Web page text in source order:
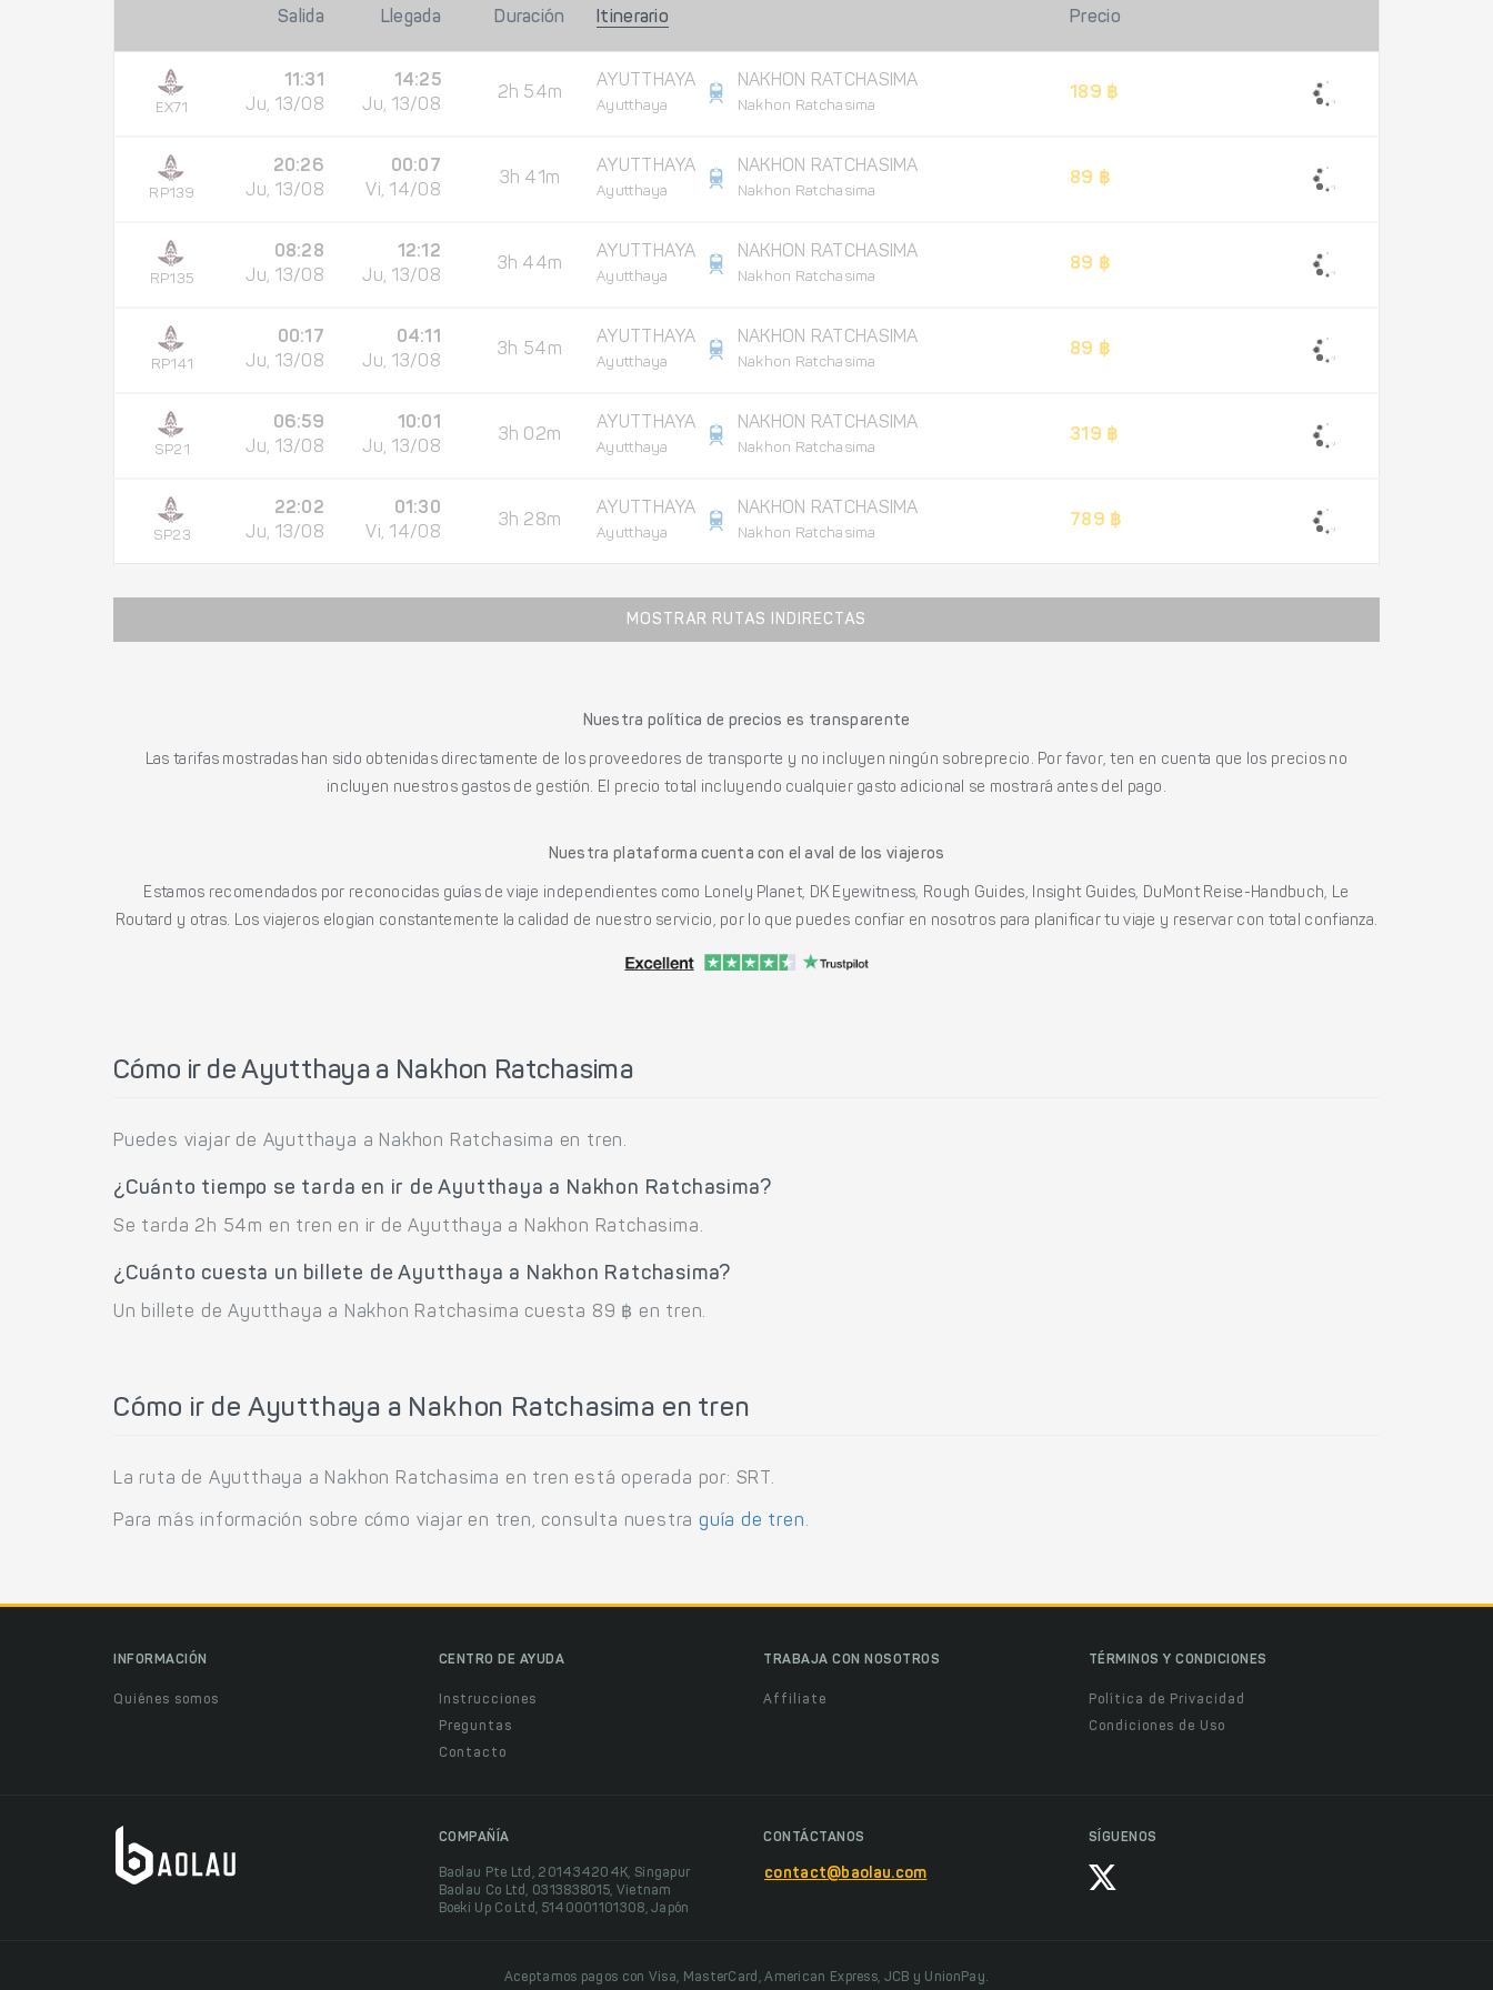
Salida Llegada Duración Itinerario Precio
EX71
11:31
Ju, 13/08
14:25
Ju, 13/08
2h 54m
AYUTTHAYA
Ayutthaya
NAKHON RATCHASIMA
Nakhon Ratchasima
189 ฿
RP139
20:26
Ju, 13/08
00:07
Vi, 14/08
3h 41m
AYUTTHAYA
Ayutthaya
NAKHON RATCHASIMA
Nakhon Ratchasima
89 ฿
RP135
08:28
Ju, 13/08
12:12
Ju, 13/08
3h 44m
AYUTTHAYA
Ayutthaya
NAKHON RATCHASIMA
Nakhon Ratchasima
89 ฿
RP141
00:17
Ju, 13/08
04:11
Ju, 13/08
3h 54m
AYUTTHAYA
Ayutthaya
NAKHON RATCHASIMA
Nakhon Ratchasima
89 ฿
SP21
06:59
Ju, 13/08
10:01
Ju, 13/08
3h 02m
AYUTTHAYA
Ayutthaya
NAKHON RATCHASIMA
Nakhon Ratchasima
319 ฿
SP23
22:02
Ju, 13/08
01:30
Vi, 14/08
3h 28m
AYUTTHAYA
Ayutthaya
NAKHON RATCHASIMA
Nakhon Ratchasima
789 ฿
MOSTRAR RUTAS INDIRECTAS
Nuestra política de precios es transparente
Las tarifas mostradas han sido obtenidas directamente de los proveedores de transporte y no incluyen ningún sobreprecio. Por favor, ten en cuenta que los precios no
incluyen nuestros gastos de gestión. El precio total incluyendo cualquier gasto adicional se mostrará antes del pago.
Nuestra plataforma cuenta con el aval de los viajeros
Estamos recomendados por reconocidas guías de viaje independientes como Lonely Planet, DK Eyewitness, Rough Guides, Insight Guides, DuMont Reise-Handbuch, Le
Routard y otras. Los viajeros elogian constantemente la calidad de nuestro servicio, por lo que puedes confiar en nosotros para planificar tu viaje y reservar con total confianza.
Cómo ir de Ayutthaya a Nakhon Ratchasima
Puedes viajar de Ayutthaya a Nakhon Ratchasima en tren.
¿Cuánto tiempo se tarda en ir de Ayutthaya a Nakhon Ratchasima?
Se tarda 2h 54m en tren en ir de Ayutthaya a Nakhon Ratchasima.
¿Cuánto cuesta un billete de Ayutthaya a Nakhon Ratchasima?
Un billete de Ayutthaya a Nakhon Ratchasima cuesta 89 ฿ en tren.
Cómo ir de Ayutthaya a Nakhon Ratchasima en tren
La ruta de Ayutthaya a Nakhon Ratchasima en tren está operada por: SRT.
Para más información sobre cómo viajar en tren, consulta nuestra guía de tren.
INFORMACIÓN
Quiénes somos
CENTRO DE AYUDA
Instrucciones
Preguntas
Contacto
TRABAJA CON NOSOTROS
Affiliate
TÉRMINOS Y CONDICIONES
Política de Privacidad
Condiciones de Uso
COMPAÑÍA
Baolau Pte Ltd, 201434204K, Singapur
Baolau Co Ltd, 0313838015, Vietnam
Boeki Up Co Ltd, 5140001101308, Japón
CONTÁCTANOS
contact@baolau.com
SÍGUENOS
Aceptamos pagos con Visa, MasterCard, American Express, JCB y UnionPay.